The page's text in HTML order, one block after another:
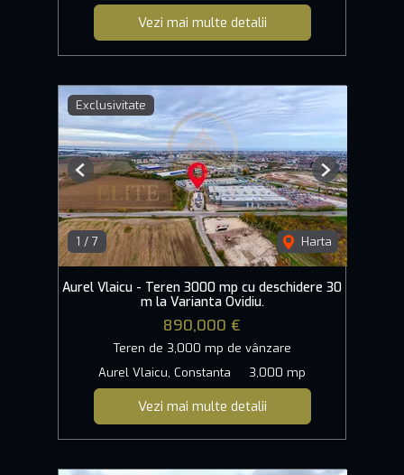
Vezi mai multe detalii
Exclusivitate
1 / 7 Harta
Previous Next
Aurel Vlaicu - Teren 3000 mp cu deschidere 30
m la Varianta Ovidiu.
890,000 €
Teren de 3,000 mp de vânzare
Aurel Vlaicu, Constanta
3,000 mp
Vezi mai multe detalii